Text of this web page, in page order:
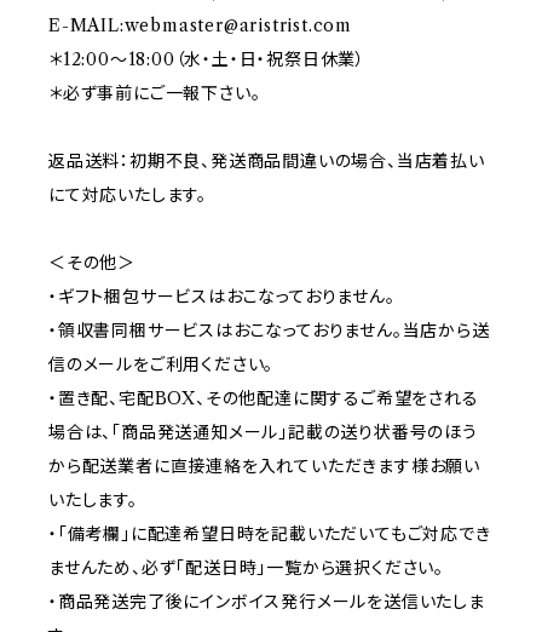
E-MAIL:webmaster@aristrist.com
＊12:00～18:00（水・土・日・祝祭日休業）
＊必ず事前にご一報下さい。
返品送料：初期不良、発送商品間違いの場合、当店着払い
にて対応いたします。
＜その他＞
・ギフト梱包サービスはおこなっておりません。
・領収書同梱サービスはおこなっておりません。当店から送
信のメールをご利用ください。
・置き配、宅配BOX、その他配達に関するご希望をされる
場合は、「商品発送通知メール」記載の送り状番号のほう
から配送業者に直接連絡を入れていただきます様お願い
いたします。
・「備考欄」に配達希望日時を記載いただいてもご対応でき
ませんため、必ず「配送日時」一覧から選択ください。
・商品発送完了後にインボイス発行メールを送信いたしま